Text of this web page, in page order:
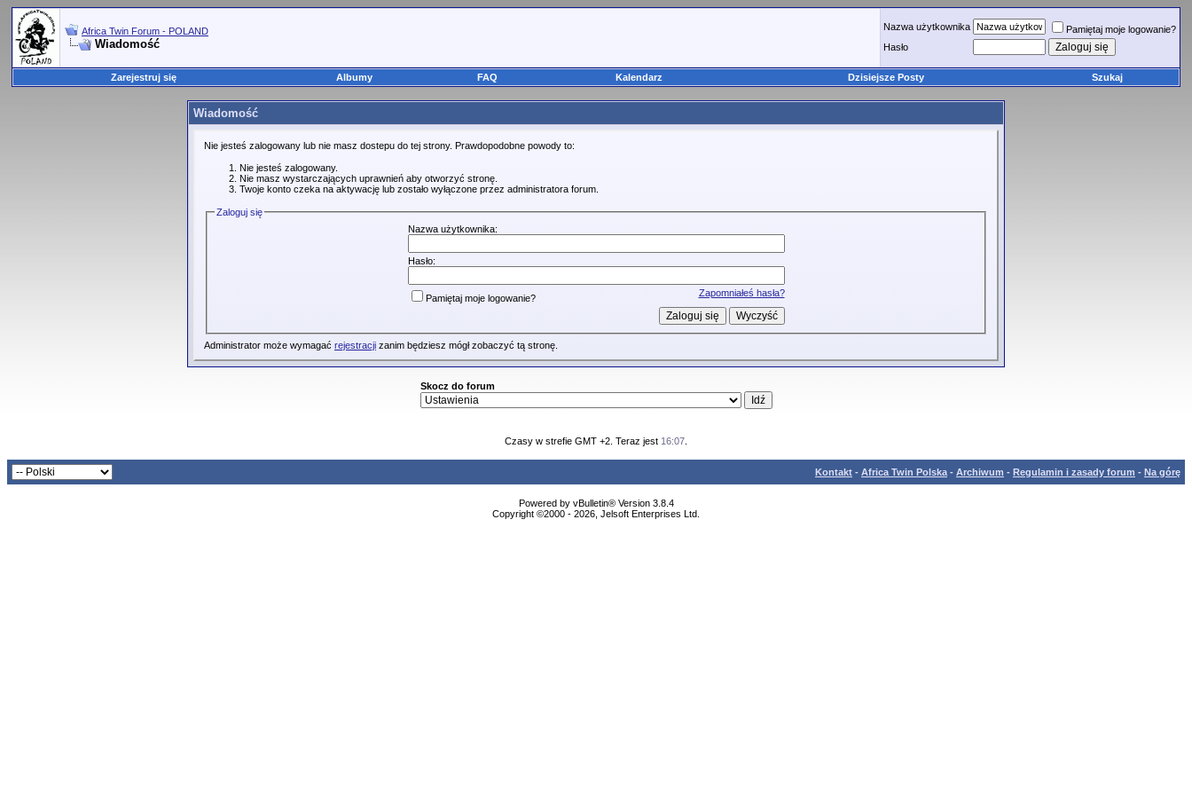
Africa Twin Forum - POLAND
Wiadomość
Nazwa użytkownika
Pamiętaj moje logowanie?
Hasło
Zarejestruj się Albumy FAQ Kalendarz Dzisiejsze Posty Szukaj
Wiadomość
Nie jesteś zalogowany lub nie masz dostepu do tej strony. Prawdopodobne powody to:
Nie jesteś zalogowany.
Nie masz wystarczających uprawnień aby otworzyć stronę.
Twoje konto czeka na aktywację lub zostało wyłączone przez administratora forum.
Zaloguj się
Nazwa użytkownika:
Hasło:
Zapomniałeś hasła?
Pamiętaj moje logowanie?
Administrator może wymagać rejestracji zanim będziesz mógł zobaczyć tą stronę.
Skocz do forum
Czasy w strefie GMT +2. Teraz jest 16:07
Kontakt - Africa Twin Polska - Archiwum - Regulamin i zasady forum - Na górę
Powered by vBulletin® Version 3.8.4
Copyright ©2000 - 2026, Jelsoft Enterprises Ltd.